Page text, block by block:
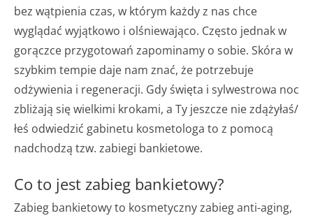
bez wątpienia czas, w którym każdy z nas chce
wyglądać wyjątkowo i olśniewająco. Często jednak w
gorączce przygotowań zapominamy o sobie. Skóra w
szybkim tempie daje nam znać, że potrzebuje
odżywienia i regeneracji. Gdy święta i sylwestrowa noc
zbliżają się wielkimi krokami, a Ty jeszcze nie zdążyłaś/
łeś odwiedzić gabinetu kosmetologa to z pomocą
nadchodzą tzw. zabiegi bankietowe.
Co to jest zabieg bankietowy?
Zabieg bankietowy to kosmetyczny zabieg anti-aging,